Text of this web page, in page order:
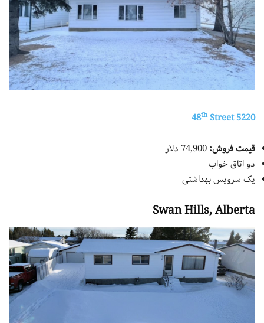
5220 48
thStreet
قیمت فروش:
دو اتاق خواب
یک سرویس بهداشتی
Swan Hills, Alberta